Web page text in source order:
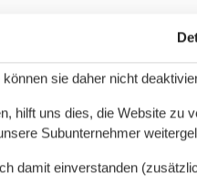
12 Jahre1,20 € pro Tag
sie daher nicht
hilft uns dies, die Website zu
Subunternehmer
damit einverstanden